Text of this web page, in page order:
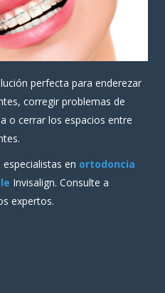
perfecta para enderezar
corregir problemas de
o cerrar los espacios entre
en ortodoncia
Invisalign. Consulte a
expertos.